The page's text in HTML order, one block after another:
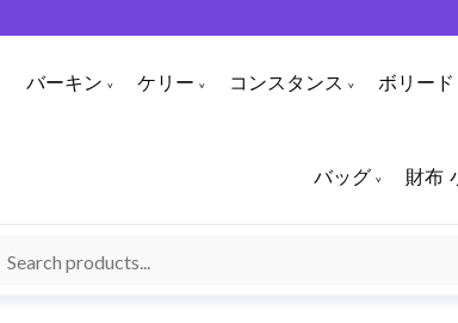
バーキン ケリー コンスタンス ボリード
バッグ 財布